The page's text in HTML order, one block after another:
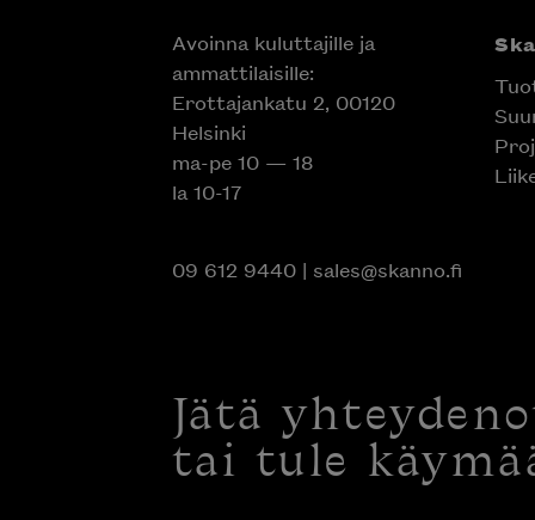
Avoinna kuluttajille ja
ammattilaisille:
Erottajankatu 2, 00120
Helsinki
ma-pe 10 — 18
la 10-17
09 612 9440| sales@skanno.fi
Jätä
tai tule